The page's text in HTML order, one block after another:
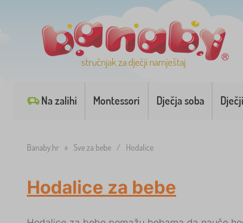
stručnjak za dječji namještaj
Na zalihi Montessori Dječja soba
Banaby.hr » Sve za bebe / Hodalice
Hodalice za bebe